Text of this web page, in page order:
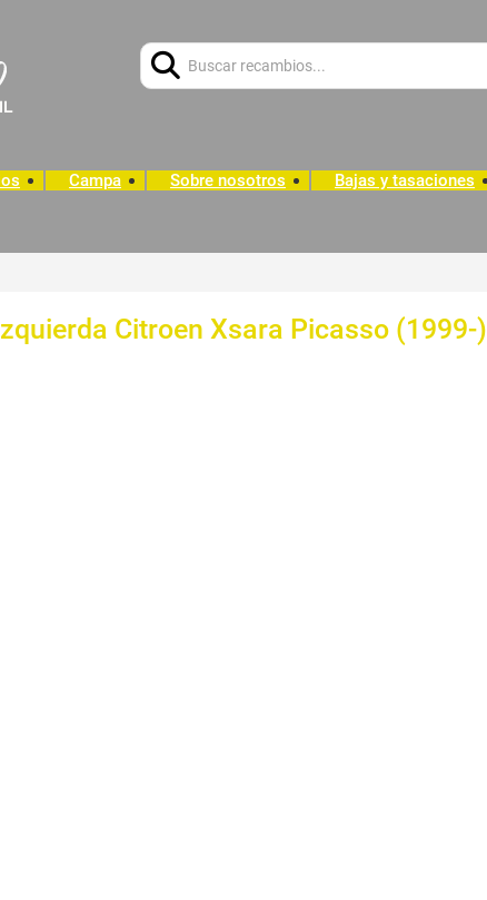
Campa Sobre nosotros Bajas y tasaciones
Citroen Xsara Picasso (1999-)